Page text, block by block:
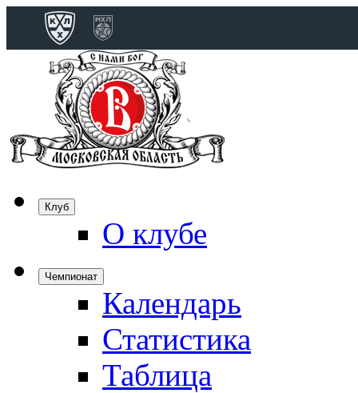
Клуб
О клубе
Чемпионат
Календарь
Статистика
Таблица